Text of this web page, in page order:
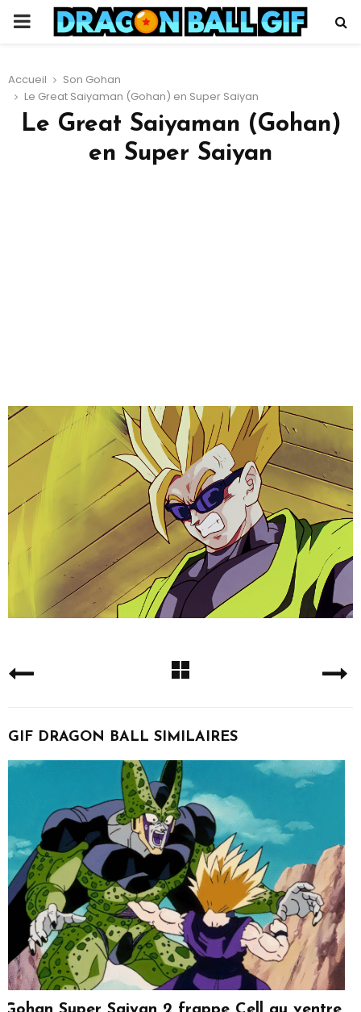
PRIMARY
Accueil
Son Gohan
Le Great Saiyaman (Gohan) en Super Saiyan
Le Great Saiyaman (Gohan)
en Super Saiyan
GIF DRAGON BALL SIMILAIRES